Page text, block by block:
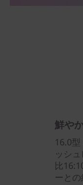
鮮や
16.0
ッシ
比
ーと